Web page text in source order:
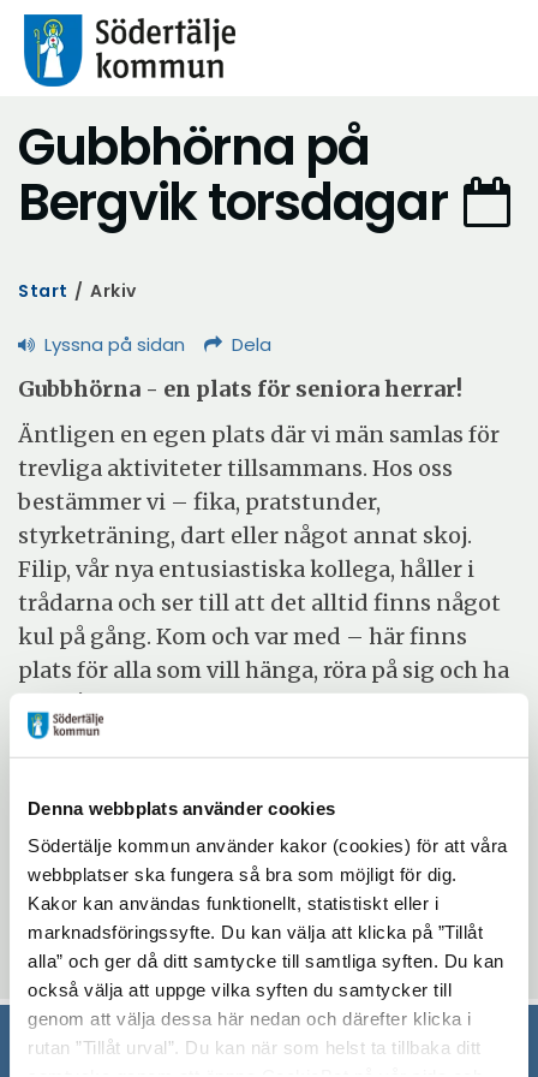
Denna webbplats använder cookies
Södertälje kommun använder kakor (cookies) för att våra
webbplatser ska fungera så bra som möjligt för dig.
Kakor kan användas funktionellt, statistiskt eller i
marknadsföringssyfte. Du kan välja att klicka på ”Tillåt
alla” och ger då ditt samtycke till samtliga syften. Du kan
också välja att uppge vilka syften du samtycker till
genom att välja dessa här nedan och därefter klicka i
rutan ”Tillåt urval”. Du kan när som helst ta tillbaka ditt
Gubbhörna på
Bergvik torsdagar
Start / Arkiv
Lyssna på sidan Dela
Gubbhörna - en plats för seniora herrar!
Äntligen en egen plats där vi män samlas för
trevliga aktiviteter tillsammans. Hos oss
bestämmer vi – fika, pratstunder,
styrketräning, dart eller något annat skoj.
Filip, vår nya entusiastiska kollega, håller i
trådarna och ser till att det alltid finns något
kul på gång. Kom och var med – här finns
plats för alla som vill hänga, röra på sig och ha
Mötesplatsen Bergvik
torsdag 4 september 2025 - torsdag 18
december 2025
14:00 - 15:00